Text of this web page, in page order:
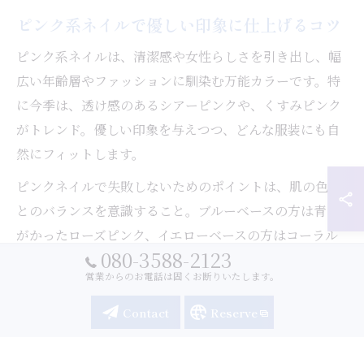
ピンク系ネイルで優しい印象に仕上げるコツ
ピンク系ネイルは、清潔感や女性らしさを引き出し、幅
広い年齢層やファッションに馴染む万能カラーです。特
に今季は、透け感のあるシアーピンクや、くすみピンク
がトレンド。優しい印象を与えつつ、どんな服装にも自
然にフィットします。
ピンクネイルで失敗しないためのポイントは、肌の色味
とのバランスを意識すること。ブルーベースの方は青み
がかったローズピンク、イエローベースの方はコーラル
ピンクなど、パーソナルカラーを参考に選ぶと自然な仕
上がりに。また、グラデーションやマット仕上げを取り
入れることで、上品さや柔らかさがより際立ちます。
080-3588-2123
営業からのお電話は固くお断りいたします。
Contact Reserve